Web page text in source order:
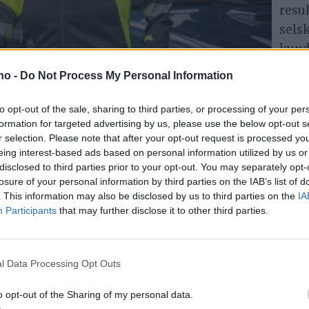
- Do Not Process My Personal Information
opt-out of the sale, sharing to third parties, or processing of your
for targeted advertising by us, please use the below opt-out
selection. Please note that after your opt-out request is processed
interest-based ads based on personal information utilized by us
to third parties prior to your opt-out. You may separately
of your personal information by third parties on the IAB’s list of
This information may also be disclosed by us to third parties on the
Participants that may further disclose it to other third parties.
Data Processing Opt Outs
opt-out of the Sharing of my personal data.
direktør i Ren Røros. – Bergstaden Elektro har
kundelojalitet er det naturlig at vi beholder
Trond Haugan
Han
og at målet er å overta Bergstaden
Etter hva Fjell-Ljom erfarer, har et salg av
imidlertid Holm ikke ut med.
Bergstaden Elektro har et godt innarbeidet